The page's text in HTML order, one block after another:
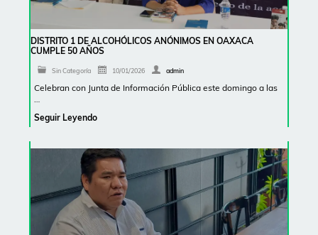
DISTRITO 1 DE ALCOHÓLICOS ANÓNIMOS EN OAXACA
CUMPLE 50 AÑOS
Sin Categoría 10/01/2026 admin
Celebran con Junta de Información Pública este domingo a las
…
Seguir Leyendo